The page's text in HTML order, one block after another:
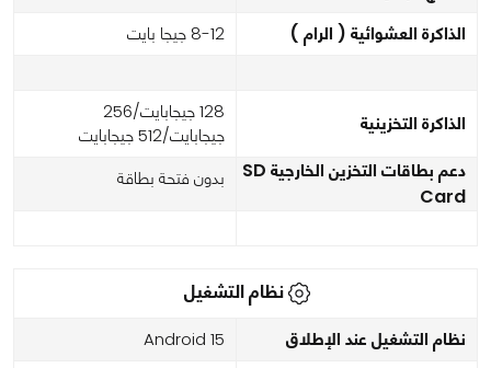
الذاكرة العشوائية ( الرام ) 8-12 جيجا بايت
الذاكرة التخزينية
128 جيجابايت/256
جيجابايت/512 جيجابايت
دعم بطاقات التخزين الخارجية SD
Card
بدون فتحة بطاقة
نظام التشغيل
نظام التشغيل عند الإطلاق Android 15